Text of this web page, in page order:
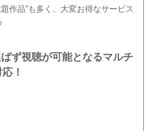
作品”も多く、大変お得なサービス
ず視聴が可能となるマルチ
！